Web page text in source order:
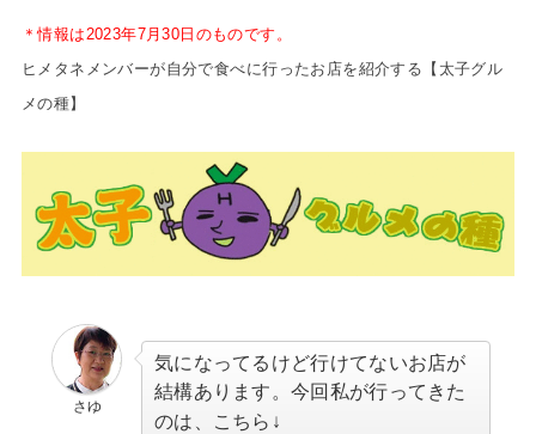
＊情報は2023年7月30日のものです。
ヒメタネメンバーが自分で食べに行 ったお店を紹介する【太子グル
メの種】
さゆ
気になってるけど行けてないお店が
結構あります 。今回私が行ってきた
のは、こちら↓